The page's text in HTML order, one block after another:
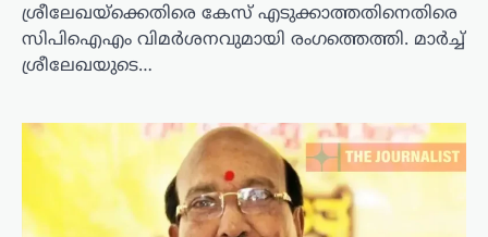
ശ്രീലേഖയ്‌ക്കെതിരെ കേസ് എടുക്കാത്തതിനെതിരെ
സിപിഐഎം വിമർശനവുമായി രംഗത്തെത്തി. മാർച്ച്
ശ്രീലേഖയുടെ…